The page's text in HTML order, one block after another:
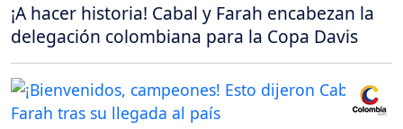
¡A hacer historia! Cabal y Farah encabezan la
delegación colombiana para la Copa Davis